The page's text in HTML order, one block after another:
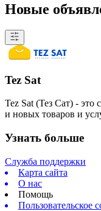
Новые
Tez Sat
Tez Sat (Тез Сат) - это
и новых товаров и
Узнать больше
Служба поддержки
Карта сайта
О нас
Помощь
Пользовательское